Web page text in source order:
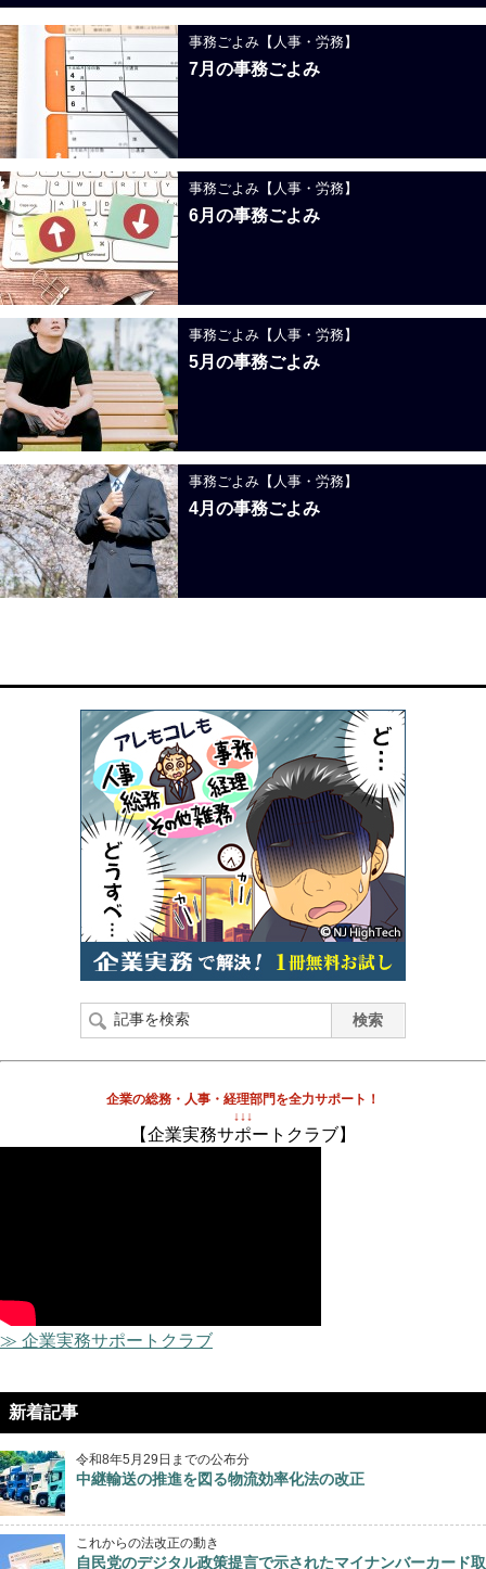
事務ごよみ【人事・労務】
7月の事務ごよみ
事務ごよみ【人事・労務】
6月の事務ごよみ
事務ごよみ【人事・労務】
5月の事務ごよみ
事務ごよみ【人事・労務】
4月の事務ごよみ
企業の総務・人事・経理部門を全力サポート！
↓↓↓
【企業実務サポートクラブ】
≫ 企業実務サポートクラブ
新着記事
令和8年5月29日までの公布分
中継輸送の推進を図る物流効率化法の改正
これからの法改正の動き
自民党のデジタル政策提言で示されたマイナンバーカード取